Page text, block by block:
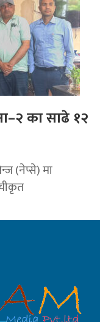
का साढे १२
(नेप्से) मा